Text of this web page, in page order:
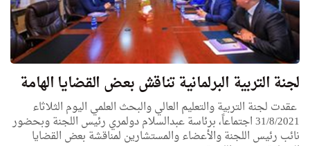
لجنة التربية البرلمانية تناقش بعض القضايا الهامة
عقدت لجنة التربية والتعليم العالي والبحث العلمي اليوم الثلاثاء
31/8/2021 اجتماعاً، برئاسة عبدالسلام دولمري رئيس اللجنة وبحضور
نائب رئيس اللجنة والأعضاء والمستشارين لمناقشة بعض القضايا